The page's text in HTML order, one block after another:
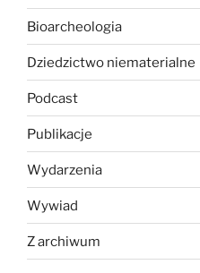
Bioarcheologia
Dziedzictwo niematerialne
Podcast
Publikacje
Wydarzenia
Wywiad
Z archiwum